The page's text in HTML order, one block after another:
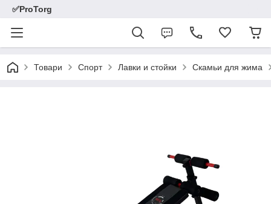
✅ProTorg
Товари Спорт Лавки и стойки Скамьи для жима